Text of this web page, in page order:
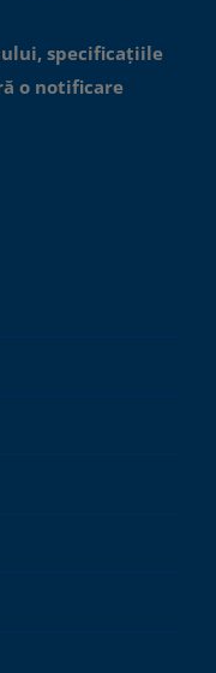
specificațiile
o notificare